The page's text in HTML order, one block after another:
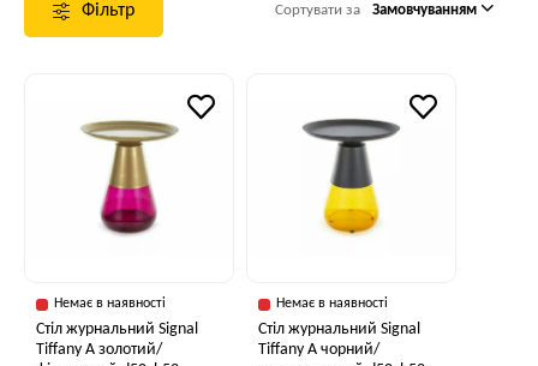
Фільтр Сортувати за Замовчуванням
Немає в наявності
Стіл журнальний Signal
Tiffany A золотий/
Немає в наявності
Стіл журнальний Signal
Tiffany A чорний/